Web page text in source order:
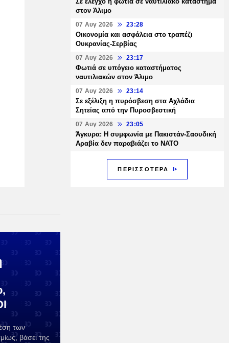
των
βάσει της
στον Άλιμο
07 Αυγ 2026 23:28
Οικονομία και ασφάλεια στο τραπέζι
Ουκρανίας-Σερβίας
07 Αυγ 2026 23:17
Φωτιά σε υπόγειο καταστήματος
ναυτιλιακών στον Άλιμο
07 Αυγ 2026 23:14
Σε εξέλιξη η πυρόσβεση στα Αχλάδια
Σητείας από την Πυροσβεστική
07 Αυγ 2026 23:05
Άγκυρα: Η συμφωνία με Πακιστάν-Σαουδική
Αραβία δεν παραβιάζει το ΝΑΤΟ
ΠΕΡΙΣΣΟΤΕΡΑ